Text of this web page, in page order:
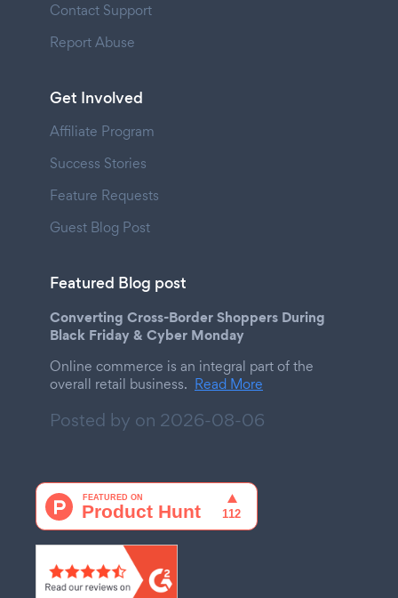
Contact Support
Report Abuse
Get Involved
Affiliate Program
Success Stories
Feature Requests
Guest Blog Post
Featured Blog post
Converting Cross-Border Shoppers During
Black Friday & Cyber Monday
Online commerce is an integral part of the
overall retail business. Read More
Posted by on 2026-08-06